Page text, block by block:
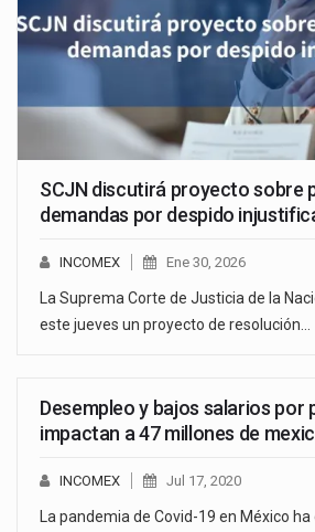
SCJN discutirá proyecto sobre
demandas por despido
INCOMEX Ene 30, 2026
La Suprema Corte de Justicia de la
este jueves un proyecto de resolución…
Desempleo y bajos salarios por
impactan a 47 millones de
INCOMEX Jul 17, 2020
La pandemia de Covid-19 en México ha